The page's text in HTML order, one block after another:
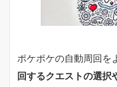
ポケポケの自動周回を
回するクエストの選択